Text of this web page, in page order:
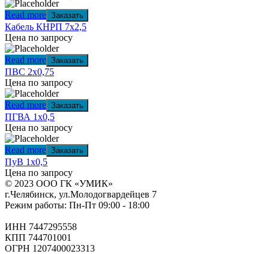
Read more Заказать
Кабель КНРП 7х2,5
Цена по запросу
Read more Заказать
ПВС 2х0,75
Цена по запросу
Read more Заказать
ПГВА 1х0,5
Цена по запросу
Read more Заказать
ПуВ 1х0,5
Цена по запросу
© 2023 ООО ГК «УМИК»
г.Челябинск, ул.Молодогвардейцев 7
Режим работы: Пн-Пт 09:00 - 18:00
ИНН 7447295558
КПП 744701001
ОГРН 1207400023313